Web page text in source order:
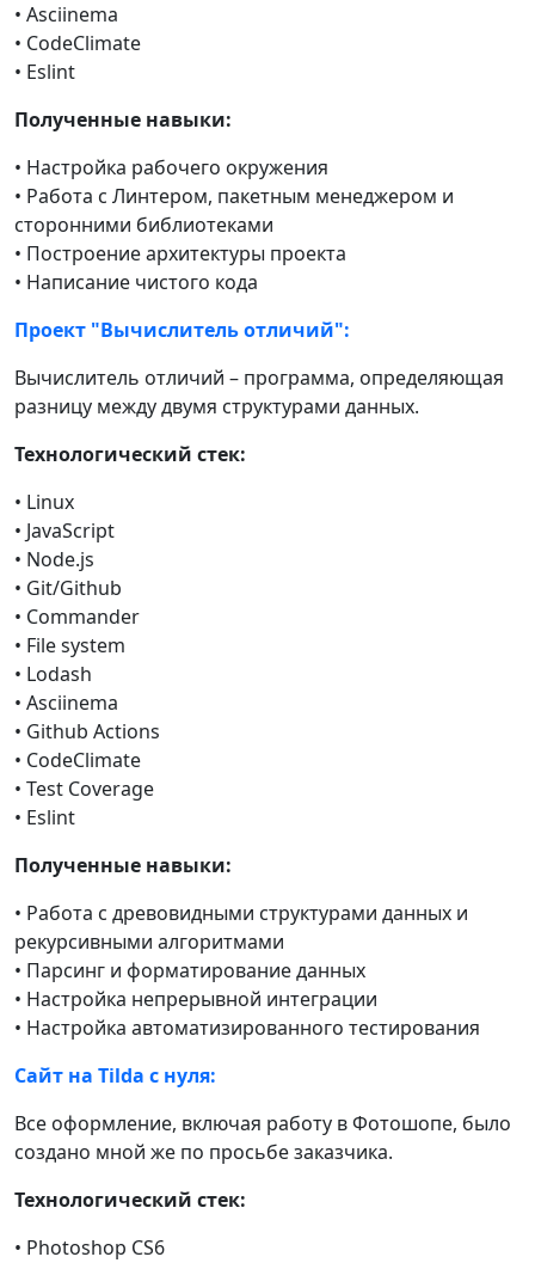
• Asciinema
• CodeClimate
• Eslint
Полученные навыки:
• Настройка рабочего окружения
• Работа с Линтером, пакетным менеджером и
сторонними библиотеками
• Построение архитектуры проекта
• Написание чистого кода
Проект "Вычислитель отличий":
Вычислитель отличий – программа, определяющая
разницу между двумя структурами данных.
Технологический стек:
• Linux
• JavaScript
• Node.js
• Git/Github
• Commander
• File system
• Lodash
• Asciinema
• Github Actions
• CodeClimate
• Test Coverage
• Eslint
Полученные навыки:
• Работа с древовидными структурами данных и
рекурсивными алгоритмами
• Парсинг и форматирование данных
• Настройка непрерывной интеграции
• Настройка автоматизированного тестирования
Сайт на Tilda с нуля:
Все оформление, включая работу в Фотошопе, было
создано мной же по просьбе заказчика.
Технологический стек:
• Photoshop CS6